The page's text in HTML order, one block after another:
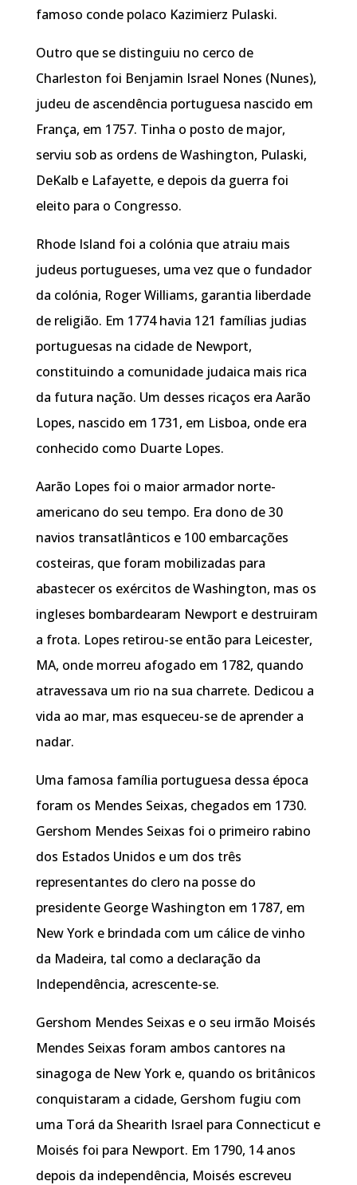
famoso conde polaco Kazimierz Pulaski.
Outro que se distinguiu no cerco de
Charleston foi Benjamin Israel Nones (Nunes),
judeu de ascendência portuguesa nascido em
França, em 1757. Tinha o posto de major,
serviu sob as ordens de Washington, Pulaski,
DeKalb e Lafayette, e depois da guerra foi
eleito para o Congresso.
Rhode Island foi a colónia que atraiu mais
judeus portugueses, uma vez que o fundador
da colónia, Roger Williams, garantia liberdade
de religião. Em 1774 havia 121 famílias judias
portuguesas na cidade de Newport,
constituindo a comunidade judaica mais rica
da futura nação. Um desses ricaços era Aarão
Lopes, nascido em 1731, em Lisboa, onde era
conhecido como Duarte Lopes.
Aarão Lopes foi o maior armador norte-
americano do seu tempo. Era dono de 30
navios transatlânticos e 100 embarcações
costeiras, que foram mobilizadas para
abastecer os exércitos de Washington, mas os
ingleses bombardearam Newport e destruiram
a frota. Lopes retirou-se então para Leicester,
MA, onde morreu afogado em 1782, quando
atravessava um rio na sua charrete. Dedicou a
vida ao mar, mas esqueceu-se de aprender a
nadar.
Uma famosa família portuguesa dessa época
foram os Mendes Seixas, chegados em 1730.
Gershom Mendes Seixas foi o primeiro rabino
dos Estados Unidos e um dos três
representantes do clero na posse do
presidente George Washington em 1787, em
New York e brindada com um cálice de vinho
da Madeira, tal como a declaração da
Independência, acrescente-se.
Gershom Mendes Seixas e o seu irmão Moisés
Mendes Seixas foram ambos cantores na
sinagoga de New York e, quando os britânicos
conquistaram a cidade, Gershom fugiu com
uma Torá da Shearith Israel para Connecticut e
Moisés foi para Newport. Em 1790, 14 anos
depois da independência, Moisés escreveu